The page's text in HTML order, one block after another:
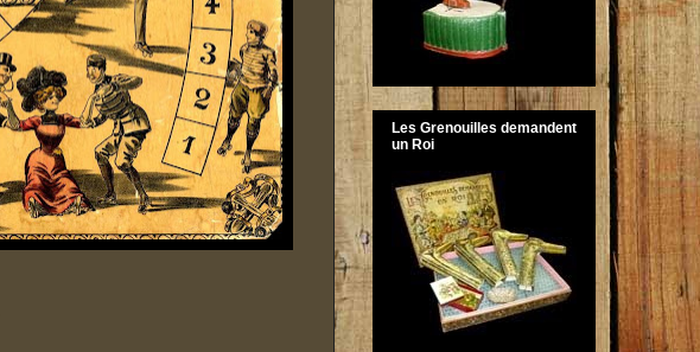
Les Grenouilles demandent
un Roi